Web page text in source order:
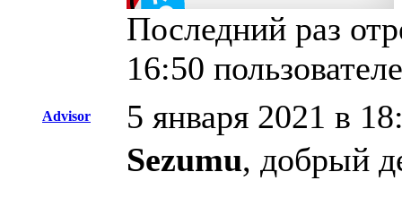
Последний раз
16:50
Advisor 5 января 2021 в
Sezumu, добрый